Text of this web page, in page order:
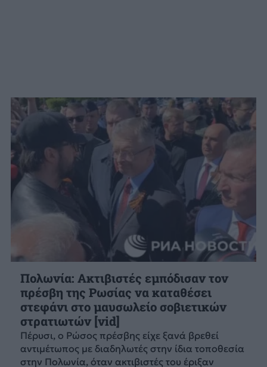
Πολωνία: Ακτιβιστές εμπόδισαν τον
πρέσβη της Ρωσίας να καταθέσει
στεφάνι στο μαυσωλείο σοβιετικών
στρατιωτών [vid]
Πέρυσι, ο Ρώσος πρέσβης είχε ξανά βρεθεί
αντιμέτωπος με διαδηλωτές στην ίδια τοποθεσία
στην Πολωνία, όταν ακτιβιστές του έριξαν